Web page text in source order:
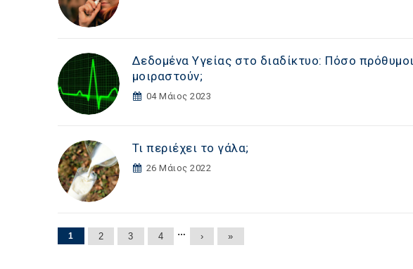
Δεδομένα Υγείας στο διαδίκτυο: Πόσο
μοιραστούν;
04 Μάιος 2023
Τι περιέχει το γάλα;
26 Μάιος 2022
Σελίδες
1 2 3 4 … › »